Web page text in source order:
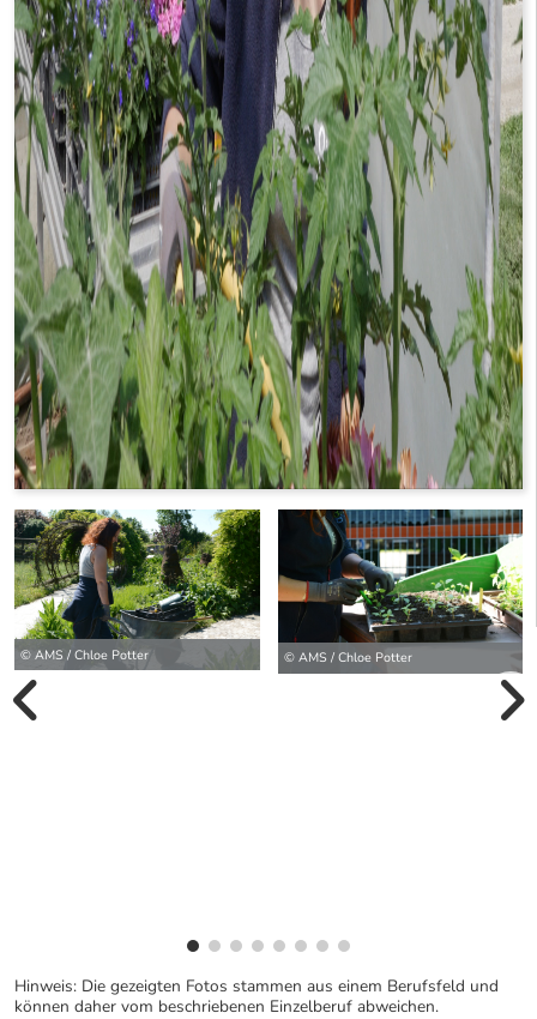
© AMS / Chloe Potter © AMS / Chloe Potter
Hinweis: Die gezeigten Fotos stammen aus einem Berufsfeld und
können daher vom beschriebenen Einzelberuf abweichen.